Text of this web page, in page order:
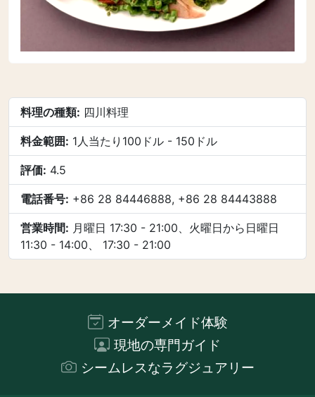
料理の種類: 四川料理
料金範囲: 1人当たり100ドル - 150ドル
評価: 4.5
電話番号: +86 28 84446888, +86 28 84443888
営業時間: 月曜日 17:30 - 21:00、火曜日から日曜日
11:30 - 14:00、 17:30 - 21:00
オーダーメイド体験
現地の専門ガイド
シームレスなラグジュアリー